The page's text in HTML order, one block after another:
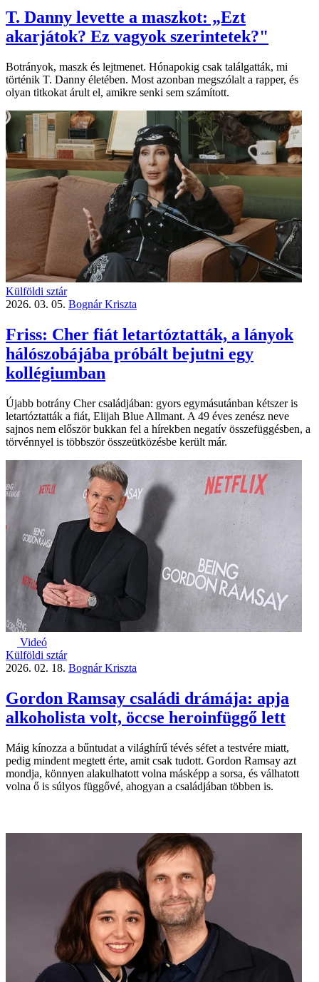
T. Danny levette a maszkot: „Ezt
akarjátok? Ez vagyok szerintetek?"
Botrányok, maszk és lejtmenet. Hónapokig csak találgatták, mi
történik T. Danny életében. Most azonban megszólalt a rapper, és
olyan titkokat árult el, amikre senki sem számított.
Külföldi sztár
2026. 03. 05. Bognár Kriszta
Friss: Cher fiát letartóztatták, a lányok
hálószobájába próbált bejutni egy
kollégiumban
Újabb botrány Cher családjában: gyors egymásutánban kétszer is
letartóztatták a fiát, Elijah Blue Allmant. A 49 éves zenész neve
sajnos nem először bukkan fel a hírekben negatív összefüggésben, a
törvénnyel is többször összeütközésbe került már.
Videó
Külföldi sztár
2026. 02. 18. Bognár Kriszta
Gordon Ramsay családi drámája: apja
alkoholista volt, öccse heroinfüggő lett
Máig kínozza a bűntudat a világhírű tévés séfet a testvére miatt,
pedig mindent megtett érte, amit csak tudott. Gordon Ramsay azt
mondja, könnyen alakulhatott volna másképp a sorsa, és válhatott
volna ő is súlyos függővé, ahogyan a családjában többen is.